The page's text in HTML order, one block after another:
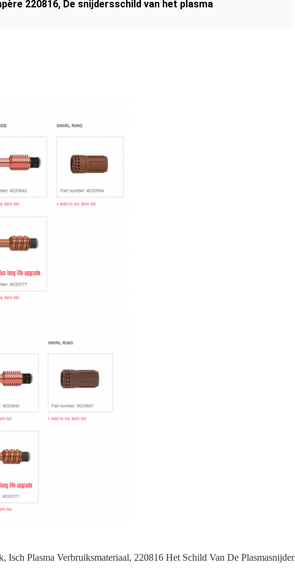
220816, De snijdersschild van het plasma
, Isch Plasma Verbruiksmateriaal, 220816 Het Schild Van De Plasmasnijder